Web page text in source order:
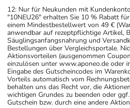
12: Nur für Neukunden mit
"10NEU26" erhalten Sie 10 % Rabatt
einem Mindestbestellwert von 49 €
anwendbar auf rezeptpflichtige Artikel,
Säuglingsanfangsnahrung und
Bestellungen über Vergleichsportale.
Aktionsvorteilen (ausgenommen
einzulösen unter www.aponeo.de oder
Eingabe des Gutscheincodes im
Vorteils automatisch vom
behalten uns das Recht vor, die
wichtigen Grundes zu beenden oder
Gutschein bzw. durch eine andere